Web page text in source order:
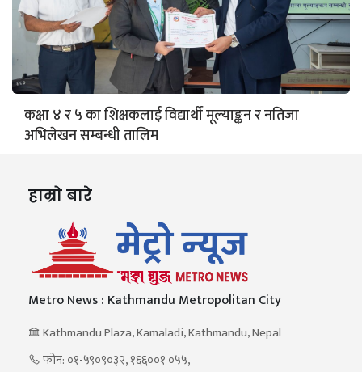
कक्षा ४ र ५ का शिक्षकलाई विद्यार्थी मूल्याङ्कन र नतिजा
अभिलेखन सम्बन्धी तालिम
हाम्रो बारे
Metro News : Kathmandu Metropolitan City
Kathmandu Plaza, Kamaladi, Kathmandu, Nepal
फोन: ०१-५९०९०३२, १६६००१ ०५५,